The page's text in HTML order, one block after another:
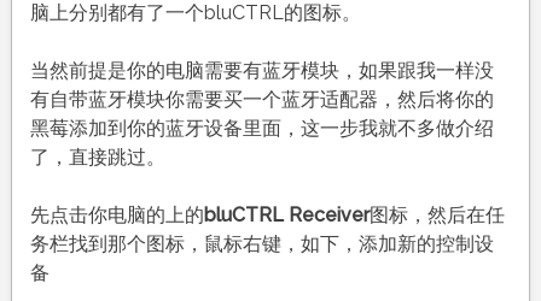
脑上分别都有了一个bluCTRL的图标。
当然前提是你的电脑需要有蓝牙模块，如果跟我一样没
有自带蓝牙模块你需要买一个蓝牙适配器，然后将你的
黑莓添加到你的蓝牙设备里面，这一步我就不多做介绍
了，直接跳过。
先点击你电脑的上的bluCTRL Receiver图标，然后在任
务栏找到那个图标，鼠标右键，如下，添加新的控制设
备